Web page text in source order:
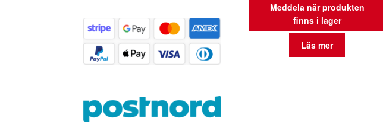
Meddela när produkten
finns i lager
Läs mer